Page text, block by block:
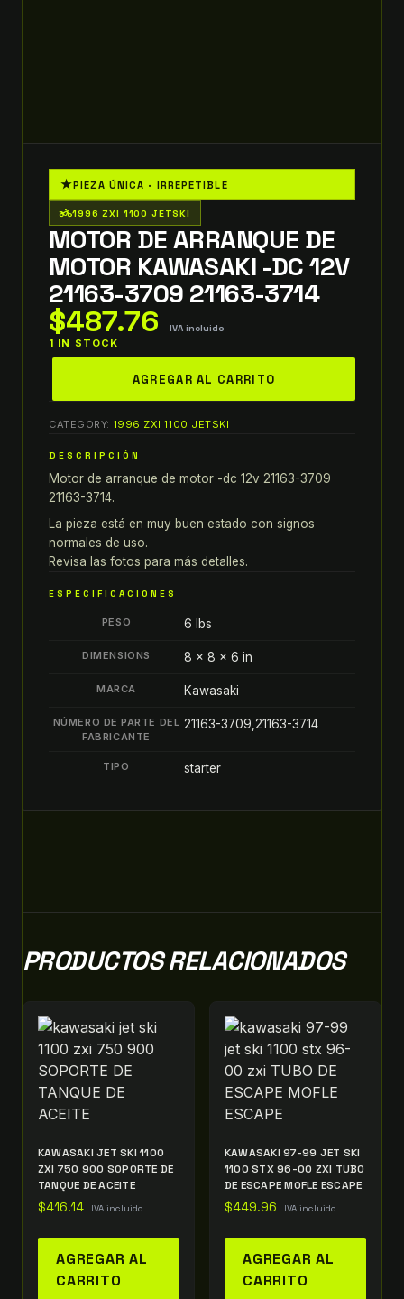
★PIEZA ÚNICA · IRREPETIBLE
two_wheeler1996 ZXI 1100 JETSKI
MOTOR DE ARRANQUE DE
MOTOR KAWASAKI -DC 12V
21163-3709 21163-3714
$487.76 IVA incluido
1 IN STOCK
DE
MOTOR
KAWASAKI
-
DC
12V
21163-
quantity
AGREGAR AL CARRITO
CATEGORY: 1996 ZXI 1100 JETSKI
DESCRIPCIÓN
Motor de arranque de motor -dc 12v 21163-3709
21163-3714.
La pieza está en muy buen estado con signos
normales de uso.
Revisa las fotos para más detalles.
ESPECIFICACIONES
PESO 6 lbs
DIMENSIONS 8 × 8 × 6 in
MARCA Kawasaki
NÚMERO DE PARTE DEL
FABRICANTE
21163-3709,21163-3714
TIPO starter
PRODUCTOS RELACIONADOS
KAWASAKI JET SKI 1100
ZXI 750 900 SOPORTE DE
TANQUE DE ACEITE
$416.14 IVA incluido
AGREGAR AL
CARRITO
KAWASAKI 97-99 JET SKI
1100 STX 96-00 ZXI TUBO
DE ESCAPE MOFLE ESCAPE
$449.96 IVA incluido
AGREGAR AL
CARRITO